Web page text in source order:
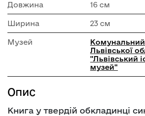
Довжина 16 см
Ширина 23 см
Музей
Львівської
"Львівський
музей"
Опис
Книга у твердій обкладинці